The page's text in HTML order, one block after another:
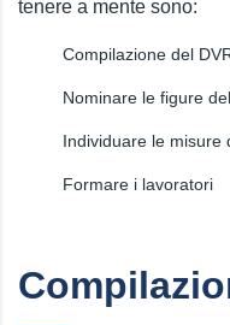
tenere a mente sono:
Compilazione del
Nominare le figure
Individuare le misure
Formare i lavoratori